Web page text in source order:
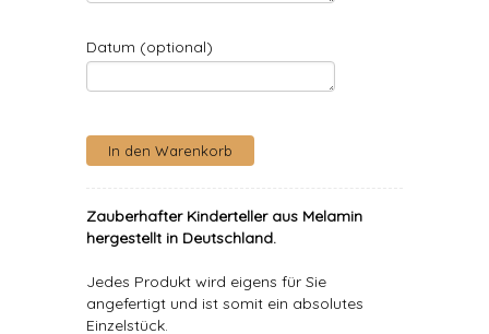
Datum (optional)
Zauberhafter Kinderteller aus Melamin
hergestellt in Deutschland.
Jedes Produkt wird eigens für Sie
angefertigt und ist somit ein absolutes
Einzelstück.